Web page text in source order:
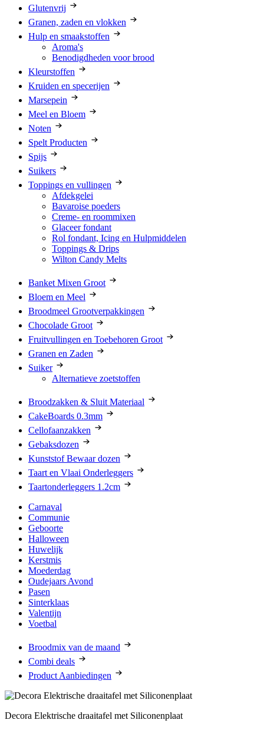
Glutenvrij
Granen, zaden en vlokken
Hulp en smaakstoffen
Aroma's
Benodigdheden voor brood
Kleurstoffen
Kruiden en specerijen
Marsepein
Meel en Bloem
Noten
Spelt Producten
Spijs
Suikers
Toppings en vullingen
Afdekgelei
Bavaroise poeders
Creme- en roommixen
Glaceer fondant
Rol fondant, Icing en Hulpmiddelen
Toppings & Drips
Wilton Candy Melts
Banket Mixen Groot
Bloem en Meel
Broodmeel Grootverpakkingen
Chocolade Groot
Fruitvullingen en Toebehoren Groot
Granen en Zaden
Suiker
Alternatieve zoetstoffen
Broodzakken & Sluit Materiaal
CakeBoards 0.3mm
Cellofaanzakken
Gebaksdozen
Kunststof Bewaar dozen
Taart en Vlaai Onderleggers
Taartonderleggers 1.2cm
Carnaval
Communie
Geboorte
Halloween
Huwelijk
Kerstmis
Moederdag
Oudejaars Avond
Pasen
Sinterklaas
Valentijn
Voetbal
Broodmix van de maand
Combi deals
Product Aanbiedingen
Decora Elektrische draaitafel met Siliconenplaat